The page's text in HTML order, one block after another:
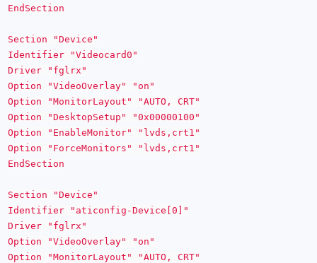
EndSection
Section "Device"
Identifier "Videocard0"
Driver "fglrx"
Option "VideoOverlay" "on"
Option "MonitorLayout" "AUTO, CRT"
Option "DesktopSetup" "0x00000100"
Option "EnableMonitor" "lvds,crt1"
Option "ForceMonitors" "lvds,crt1"
EndSection
Section "Device"
Identifier "aticonfig-Device[0]"
Driver "fglrx"
Option "VideoOverlay" "on"
Option "MonitorLayout" "AUTO, CRT"